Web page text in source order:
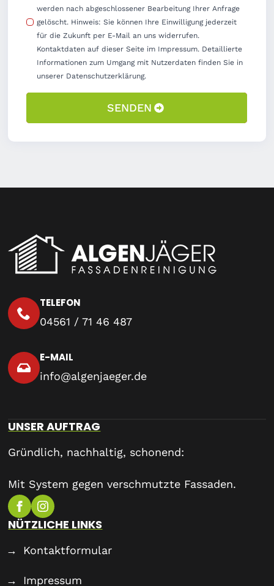
werden nach abgeschlossener Bearbeitung Ihrer Anfrage
gelöscht. Hinweis: Sie können Ihre Einwilligung jederzeit
für die Zukunft per E-Mail an uns widerrufen.
Kontaktdaten auf dieser Seite im Impressum. Detaillierte
Informationen zum Umgang mit Nutzerdaten finden Sie in
unserer Datenschutzerklärung.
SENDEN
TELEFON
04561 / 71 46 487
E-MAIL
info@algenjaeger.de
UNSER AUFTRAG
Gründlich, nachhaltig, schonend:
Mit System gegen verschmutzte Fassaden.
NÜTZLICHE LINKS
Kontaktformular
Impressum